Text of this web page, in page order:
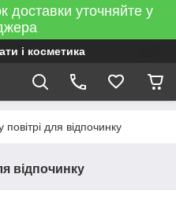
доставки уточняйте у
і косметика
для відпочинку
відпочинку